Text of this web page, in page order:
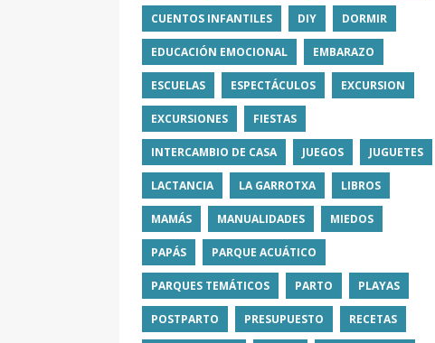
CUENTOS INFANTILES DIY DORMIR
EDUCACIÓN EMOCIONAL EMBARAZO
ESCUELAS ESPECTÁCULOS EXCURSION
EXCURSIONES FIESTAS
INTERCAMBIO DE CASA JUEGOS JUGUETES
LACTANCIA LA GARROTXA LIBROS
MAMÁS MANUALIDADES MIEDOS
PAPÁS PARQUE ACUÁTICO
PARQUES TEMÁTICOS PARTO PLAYAS
POSTPARTO PRESUPUESTO RECETAS